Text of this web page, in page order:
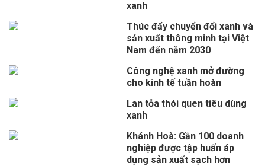
xanh
Thúc đẩy chuyển đổi xanh và
sản xuất thông minh tại Việt
Nam đến năm 2030
Công nghệ xanh mở đường
cho kinh tế tuần hoàn
Lan tỏa thói quen tiêu dùng
xanh
Khánh Hoà: Gần 100 doanh
nghiệp được tập huấn áp
dụng sản xuất sạch hơn